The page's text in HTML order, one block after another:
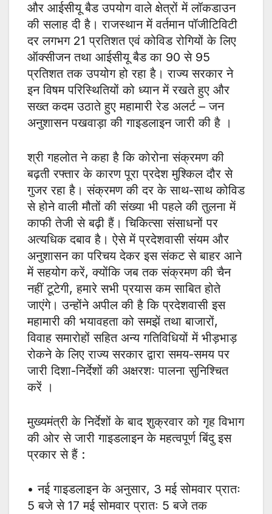
और आईसीयू बैड उपयोग वाले क्षेत्रों में लॉकडाउन
की सलाह दी है। राजस्थान में वर्तमान पॉजीटिविटी
दर लगभग 21 प्रतिशत एवं कोविड रोगियों के लिए
ऑक्सीजन तथा आईसीयू बैड का 90 से 95
प्रतिशत तक उपयोग हो रहा है। राज्य सरकार ने
इन विषम परिस्थितियों को ध्यान में रखते हुए और
सख्त कदम उठाते हुए महामारी रेड अलर्ट – जन
अनुशासन पखवाड़ा की गाइडलाइन जारी की है ।
श्री गहलोत ने कहा है कि कोरोना संक्रमण की
बढ़ती रफ्तार के कारण पूरा प्रदेश मुश्किल दौर से
गुजर रहा है। संक्रमण की दर के साथ-साथ कोविड
से होने वाली मौतों की संख्या भी पहले की तुलना में
काफी तेजी से बढ़ी हैं। चिकित्सा संसाधनों पर
अत्यधिक दबाव है। ऐसे में प्रदेशवासी संयम और
अनुशासन का परिचय देकर इस संकट से बाहर आने
में सहयोग करें, क्योंकि जब तक संक्रमण की चैन
नहीं टूटेगी, हमारे सभी प्रयास कम साबित होते
जाएंगे। उन्होंने अपील की है कि प्रदेशवासी इस
महामारी की भयावहता को समझें तथा बाजारों,
विवाह समारोहों सहित अन्य गतिविधियों में भीड़भाड़
रोकने के लिए राज्य सरकार द्वारा समय-समय पर
जारी दिशा-निर्देशों की अक्षरशः पालना सुनिश्चित
करें ।
मुख्यमंत्री के निर्देशों के बाद शुक्रवार को गृह विभाग
की ओर से जारी गाइडलाइन के महत्वपूर्ण बिंदु इस
प्रकार से हैं :
• नई गाइडलाइन के अनुसार, 3 मई सोमवार प्रातः
5 बजे से 17 मई सोमवार प्रातः 5 बजे तक